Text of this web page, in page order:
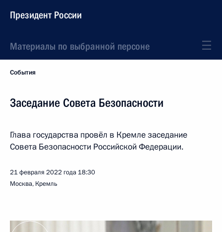
Президент России
Материалы по выбранной персоне
События
Заседание Совета Безопасности
Глава государства провёл в Кремле заседание
Совета Безопасности Российской Федерации.
21 февраля 2022 года 18:30
Москва, Кремль